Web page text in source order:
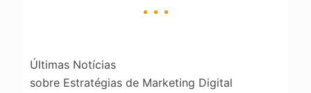
Últimas Notícias
sobre Estratégias de Marketing Digital